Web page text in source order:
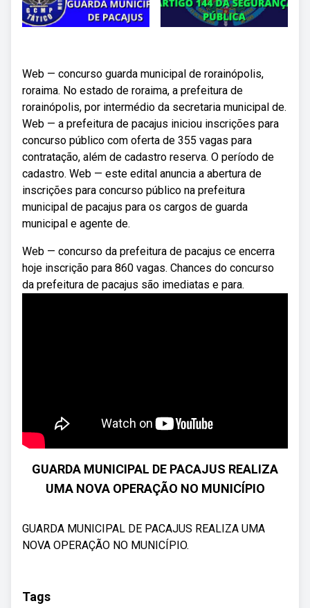
Web — concurso guarda municipal de rorainópolis,
roraima. No estado de roraima, a prefeitura de
rorainópolis, por intermédio da secretaria municipal de.
Web — a prefeitura de pacajus iniciou inscrições para
concurso público com oferta de 355 vagas para
contratação, além de cadastro reserva. O período de
cadastro. Web — este edital anuncia a abertura de
inscrições para concurso público na prefeitura
municipal de pacajus para os cargos de guarda
municipal e agente de.
Web — concurso da prefeitura de pacajus ce encerra
hoje inscrição para 860 vagas. Chances do concurso
da prefeitura de pacajus são imediatas e para.
GUARDA MUNICIPAL DE PACAJUS REALIZA
UMA NOVA OPERAÇÃO NO MUNICÍPIO
GUARDA MUNICIPAL DE PACAJUS REALIZA UMA
NOVA OPERAÇÃO NO MUNICÍPIO.
Tags